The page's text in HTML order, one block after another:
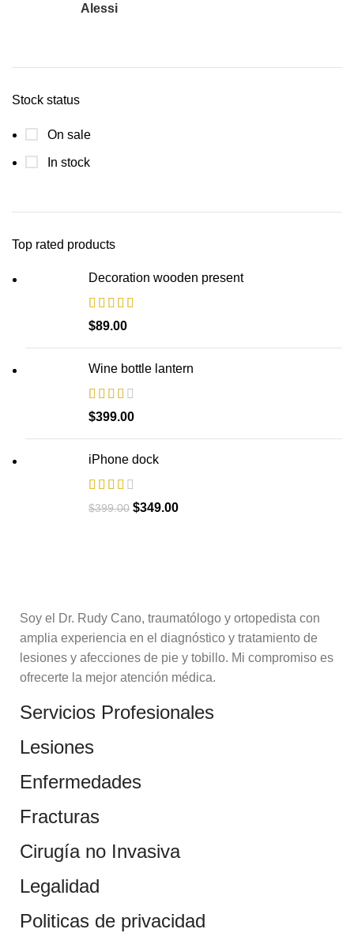
Alessi
Stock status
On sale
In stock
Top rated products
Decoration wooden present
$89.00
Wine bottle lantern
$399.00
iPhone dock
$399.00 $349.00
Soy el Dr. Rudy Cano, traumatólogo y ortopedista con
amplia experiencia en el diagnóstico y tratamiento de
lesiones y afecciones de pie y tobillo. Mi compromiso es
ofrecerte la mejor atención médica.
Servicios Profesionales
Lesiones
Enfermedades
Fracturas
Cirugía no Invasiva
Legalidad
Politicas de privacidad